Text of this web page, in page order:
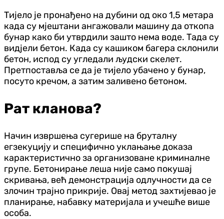
Тијело је пронађено на дубини од око 1,5 метара
када су мјештани ангажовали машину да откопа
бунар како би утврдили зашто нема воде. Тада су
видјели бетон. Када су кашиком багера склонили
бетон, испод су угледали људски скелет.
Претпоставља се да је тијело убачено у бунар,
посуто кречом, а затим заливено бетоном.
Рат кланова?
Начин извршења сугерише на бруталну
егзекуцију и специфично уклањање доказа
карактеристично за организоване криминалне
групе. Бетонирање леша није само покушај
скривања, већ демонстрација одлучности да се
злочин трајно прикрије. Овај метод захтијевао је
планирање, набавку материјала и учешће више
особа.